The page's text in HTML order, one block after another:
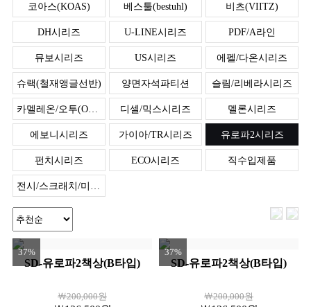
코아스(KOAS) 베스툴(bestuhl) 비츠(VIITZ)
DH시리즈 U-LINE시리즈 PDF/A라인
뮤보시리즈 US시리즈 에펠/다온시리즈
슈랙(철재앵글선반) 양면자석파티션 슬림/리베라시리즈
디셀/믹스시리즈 멜론시리즈
에보니시리즈 가이아/TR시리즈 유로파2시리즈
펀치시리즈 ECO시리즈 직수입제품
37%
SD-유로파2책상(B타입)
￦200,000원
37%
SD-유로파2책상(B타입)
￦200,000원